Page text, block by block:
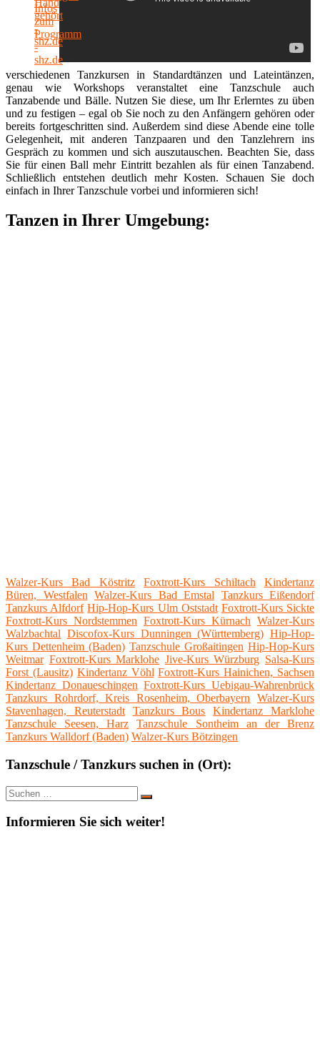
verschiedenen Tanzkursen in Standardtänzen und Lateintänzen,
genau wie Workshops veranstaltet eine Tanzschule auch
Tanzabende und Bälle. Nutzen Sie diese, um Ihr Erlerntes zu üben
und zu festigen – egal ob Sie noch zu den Anfängern gehören oder
bereits fortgeschritten sind. Außerdem sind diese Abende eine tolle
Gelegenheit, mit anderen Tanzpaaren und den Tanzlehrern ins
Gespräch zu kommen und sich auszutauschen. Beachten Sie, dass
Sie für einen Ball mehr Eintritt bezahlen als für einen Tanzabend.
Schließlich entstehen deutlich mehr Kosten. Schauen Sie doch
einfach in Ihrer Tanzschule vorbei und informieren sich!
Tanzen in Ihrer Umgebung:
Walzer-Kurs Bad Köstritz Foxtrott-Kurs Schiltach
Kindertanz
Büren, Westfalen Walzer-Kurs Bad Emstal
Tanzkurs Eißendorf
Tanzkurs Alfdorf Hip-Hop-Kurs Ulm Oststadt Foxtrott-Kurs Sickte
Foxtrott-Kurs Nordstemmen Foxtrott-Kurs Kürnach Walzer-Kurs
Walzbachtal Discofox-Kurs Dunningen (Württemberg) Hip-Hop-
Kurs Dettenheim (Baden) Tanzschule Großaitingen Hip-Hop-Kurs
Weitmar Foxtrott-Kurs Marklohe Jive-Kurs Würzburg Salsa-Kurs
Forst (Lausitz) Kindertanz Vöhl Foxtrott-Kurs Hainichen, Sachsen
Kindertanz Donaueschingen Foxtrott-Kurs Uebigau-Wahrenbrück
Tanzkurs Rohrdorf, Kreis Rosenheim, Oberbayern
Walzer-Kurs
Stavenhagen, Reuterstadt
Tanzkurs Bous
Kindertanz Marklohe
Tanzschule Seesen, Harz
Tanzschule Sontheim an der Brenz
Tanzkurs Walldorf (Baden) Walzer-Kurs Bötzingen
Tanzschule / Tanzkurs suchen in (Ort):
Suche
nach:
Suchen
Informieren Sie sich weiter!